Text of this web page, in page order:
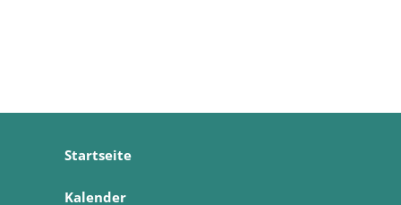
Startseite
Kalender